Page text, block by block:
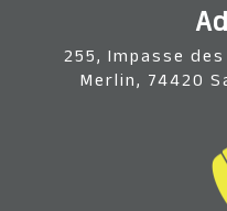
255, Impasse des Chapotines, ZAE Chez
Merlin, 74420